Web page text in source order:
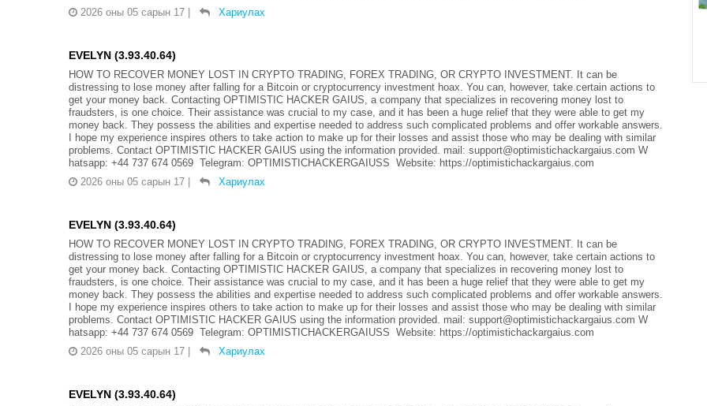
2026 оны 05 сарын 17
Хариулах
EVELYN (3.93.40.64)
HOW TO RECOVER MONEY LOST IN CRYPTO TRADING, FOREX TRADING, OR CRYPTO INVESTMENT. It can be
distressing to lose money after falling for a Bitcoin or cryptocurrency investment hoax. You can, however, take certain actions to
get your money back. Contacting OPTIMISTIC HACKER GAIUS, a company that specializes in recovering money lost to
fraudsters, is one choice. Their assistance was crucial to my case, and it has been a huge relief that they were able to get my
money back. They possess the abilities and expertise needed to address such complicated problems and offer workable answers.
I hope my experience inspires others to take action to make up for their losses and assist those who may be dealing with similar
problems. Contact OPTIMISTIC HACKER GAIUS using the information provided. mail: support@optimistichackargaius.com W
hatsapp: +44 737 674 0569 Telegram: OPTIMISTICHACKERGAIUSS Website: https://optimistichackargaius.com
2026 оны 05 сарын 17
Хариулах
EVELYN (3.93.40.64)
HOW TO RECOVER MONEY LOST IN CRYPTO TRADING, FOREX TRADING, OR CRYPTO INVESTMENT. It can be
distressing to lose money after falling for a Bitcoin or cryptocurrency investment hoax. You can, however, take certain actions to
get your money back. Contacting OPTIMISTIC HACKER GAIUS, a company that specializes in recovering money lost to
fraudsters, is one choice. Their assistance was crucial to my case, and it has been a huge relief that they were able to get my
money back. They possess the abilities and expertise needed to address such complicated problems and offer workable answers.
I hope my experience inspires others to take action to make up for their losses and assist those who may be dealing with similar
problems. Contact OPTIMISTIC HACKER GAIUS using the information provided. mail: support@optimistichackargaius.com W
hatsapp: +44 737 674 0569 Telegram: OPTIMISTICHACKERGAIUSS Website: https://optimistichackargaius.com
2026 оны 05 сарын 17
Хариулах
EVELYN (3.93.40.64)